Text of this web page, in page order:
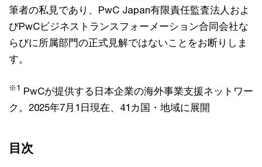
筆者の私見であり、PwC Japan有限責任監査法人およ
びPwCビジネストランスフォーメーション合同会社な
らびに所属部門の正式見解ではないことをお断りしま
す。
※1 PwCが提供する日本企業の海外事業支援ネットワー
ク。2025年7月1日現在、41カ国・地域に展開
目次